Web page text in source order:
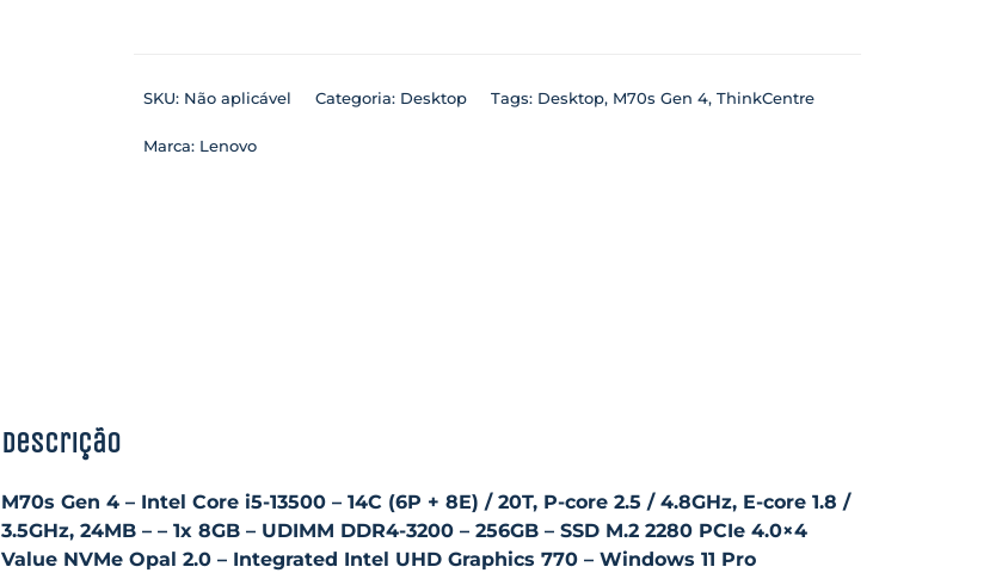
SKU: Não aplicável Categoria: Desktop Tags: Desktop, M70s Gen 4, ThinkCentre
Marca: Lenovo
Descrição
M70s Gen 4 – Intel Core i5-13500 – 14C (6P + 8E) / 20T, P-core 2.5 / 4.8GHz, E-core 1.8 /
3.5GHz, 24MB – – 1x 8GB – UDIMM DDR4-3200 – 256GB – SSD M.2 2280 PCIe 4.0×4
Value NVMe Opal 2.0 – Integrated Intel UHD Graphics 770 – Windows 11 Pro